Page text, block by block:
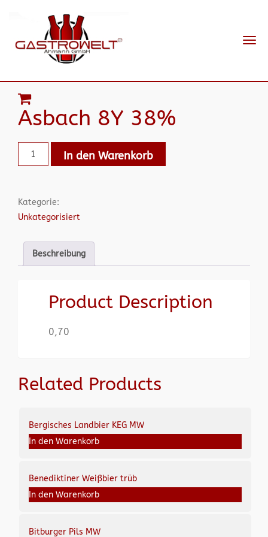
Asbach 8Y 38%
In den Warenkorb
Kategorie:
Unkategorisiert
Beschreibung
Product Description
0,70
Related Products
Bergisches Landbier KEG MW
In den Warenkorb
Benediktiner Weißbier trüb
In den Warenkorb
Bitburger Pils MW